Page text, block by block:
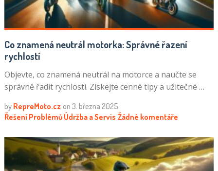
Co znamená neutrál motorka: Správné řazení
rychlostí
Objevte, co znamená neutrál na motorce a naučte se
správně řadit rychlosti. Získejte cenné tipy a užitečné …
by RepreMoto.cz on 3. března 2025
Řešení Problémů Údržba a Servis Žádné komentáře